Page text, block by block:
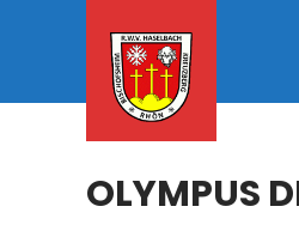
OLYMPUS